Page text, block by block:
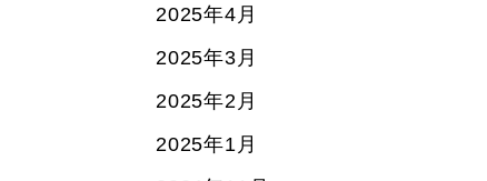
2025年4月
2025年3月
2025年2月
2025年1月